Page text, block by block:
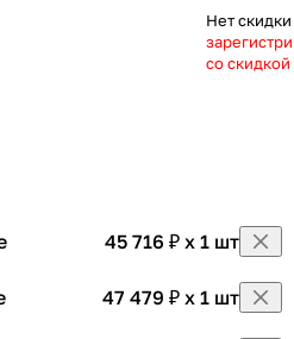
Нет
со скидкой
45 716 ₽ x 1 шт
47 479 ₽ x 1 шт